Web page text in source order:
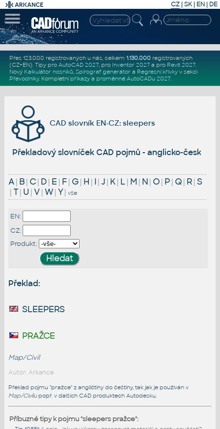
CZ | SK| EN | DE
Přes 123.000 registrovaných u nás, celkem 1.130.000registrovaných
(CZ+EN). Tipy pro AutoCAD 2027, pro Inventor 2027a pro Revit 2027.
Nový Kalkulátor nosníků, Spirograf generátor a Regresní křivkyv sekci
Převodníky. Kompletní příkazya proměnné AutoCADu 2027.
CAD slovník EN-CZ: sleepers
Překladový slovníček CAD pojmů - anglicko-český
A| B| C| D| E | F| G| H | I| J| K| L| M| N| O| P| Q| R| S
| T| U | V| W| Y| vše
EN:
CZ:
Produkt:
Překlad:
sleepers
pražce
Map/Civil
Autor: Arkance
Překlad pojmu "pražce" z angličtiny do češtiny, tak jak je používán v
Map/Civilupopř. v dalších CAD produktech Autodesku.
Příbuzné tipy k pojmu "sleepers pražce":